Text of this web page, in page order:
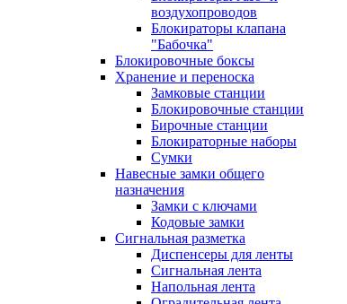
воздухопроводов
Блокираторы клапана
"Бабочка"
Блокировочные боксы
Хранение и переноска
Замковые станции
Блокировочные станции
Бирочные станции
Блокираторные наборы
Сумки
Навесные замки общего
назначения
Замки с ключами
Кодовые замки
Сигнальная разметка
Диспенсеры для ленты
Сигнальная лента
Напольная лента